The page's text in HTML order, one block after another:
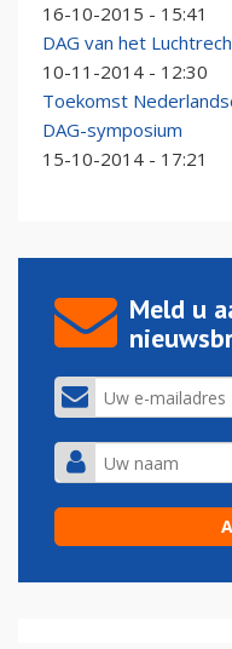
16-10-2015 - 15:41
DAG van het
10-11-2014 - 12:30
Toekomst
DAG-symposium
15-10-2014 - 17:21
Meld u